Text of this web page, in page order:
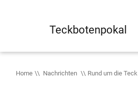
Teckbotenpokal
Home Nachrichten Rund um die Teck